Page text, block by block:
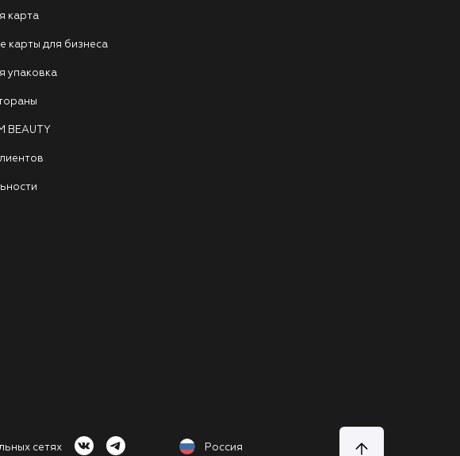
карта
карты для бизнеса
упаковка
BEAUTY
сетях Россия